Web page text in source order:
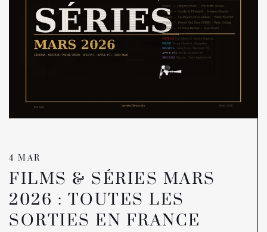
4 MAR
FILMS & SÉRIES MARS
2026 : TOUTES LES
SORTIES EN FRANCE